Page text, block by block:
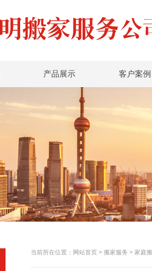
产品展示 客户案例
当前所在位置：网站首页 > 搬家服务 > 家庭